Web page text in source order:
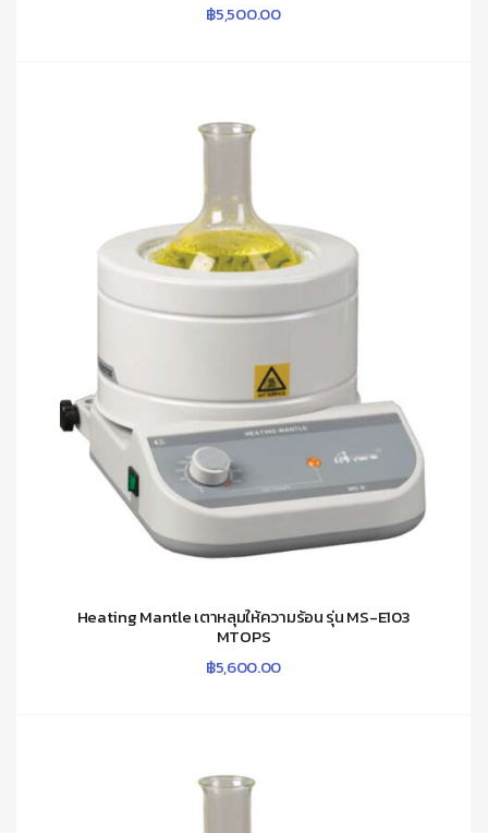
฿5,500.00
Heating Mantle เตาหลุมให้ความร้อน รุ่น MS-E103
MTOPS
฿5,600.00